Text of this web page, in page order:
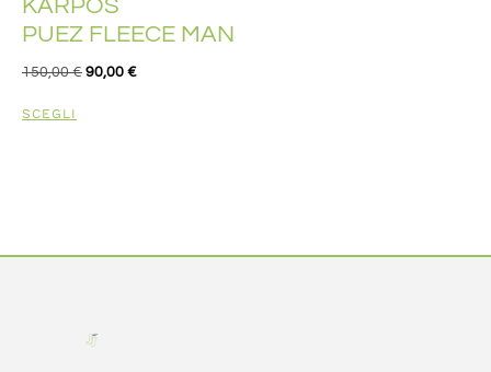
KARPOS
PUEZ FLEECE MAN
150,00€ 90,00 €
SCEGLI